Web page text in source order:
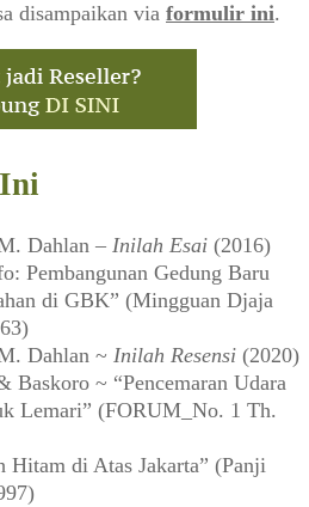
disampaikan via formulir ini.
Dahlan – Inilah Esai (2016)
Pembangunan Gedung Baru
di GBK” (Mingguan Djaja
Dahlan ~ Inilah Resensi (2020)
Baskoro ~ “Pencemaran Udara
Lemari” (FORUM_No. 1 Th.
Hitam di Atas Jakarta” (Panji